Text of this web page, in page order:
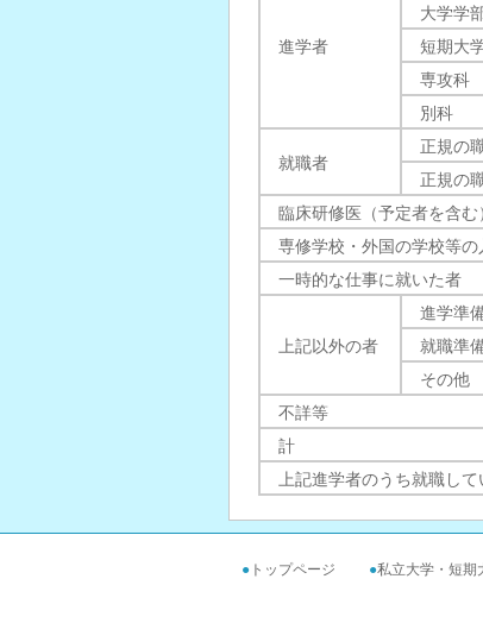
進学者
大学学
短期大
専攻科
別科
就職者
正規の
正規の
臨床研修医（予定者を含む
専修学校・外国の学校等の
一時的な仕事に就いた者
上記以外の者
進学準
就職準
その他
不詳等
計
上記進学者のうち就職し
● トップページ ●私立大学・短期